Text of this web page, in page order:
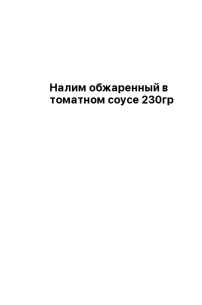
Налим обжаренный в
томатном соусе 230гр